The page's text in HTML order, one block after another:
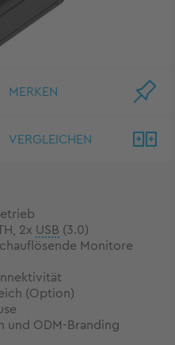
MERKEN
VERGLEICHEN
2x USB (3.0)
Monitore
(Option)
und ODM-Branding